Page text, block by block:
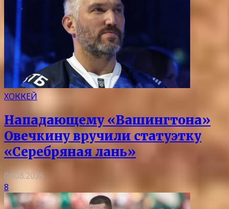
ХОККЕЙ
Нападающему «Вашингтона»
Овечкину вручили статуэтку
«Серебряная лань»
08.08.2026
8